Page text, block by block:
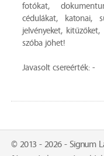
fotókat,
cédulákat, katonai,
jelvényeket,
szóba jöhet!
Javasolt csereérték: -
© 2013 - 2026 - Signum